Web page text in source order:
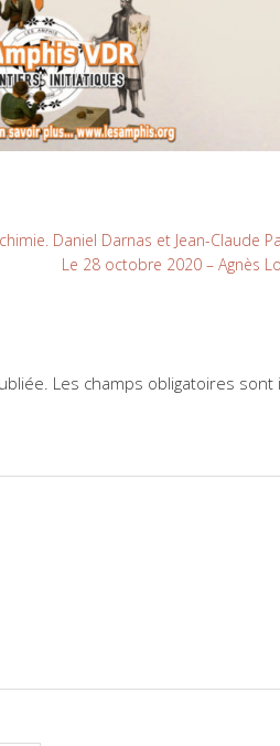
Daniel Darnas et Jean-Claude
Le 28 octobre 2020 – Agnès
Les champs obligatoires sont